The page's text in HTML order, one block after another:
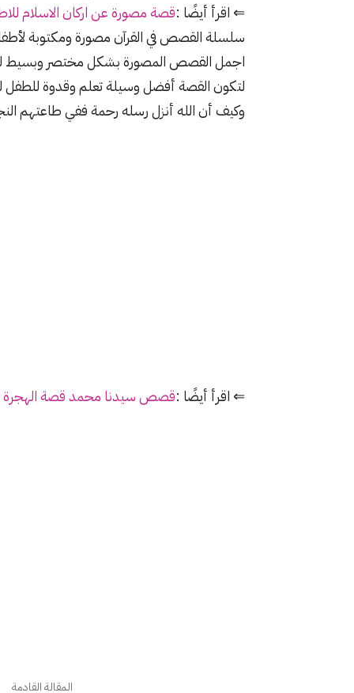
⇐ اقرأ أيضًا :قصة مصورة عن اركان الاسلام
سلسلة القصص في القرآن مصورة ومكتوبة
اجمل القصص المصورة بشكل مختصر وبسيط
لتكون القصة أفضل وسيلة تعلم وقدوة للطفل
وكيف أن الله أنزل رسله رحمة ففي طاعتهم
⇐ اقرأ أيضًا :قصص سيدنا محمد قصة الهجرة
المقالة القادمة